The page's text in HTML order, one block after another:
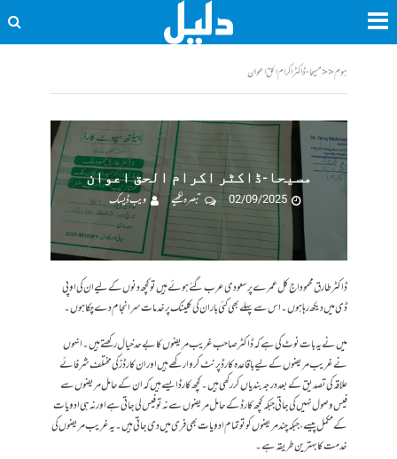
ہوم<<مسیحا-ڈاکٹر اکرام الحق اعوان
مسیحا-ڈاکٹر اکرام الحق اعوان
02/09/2025
تبصرہ لکھیے ویب ڈیسک
ڈاکٹر طارق محمود اج کل عمرے پر سعودی عرب گئے ہوئے ہیں تو کچھ دنوں کے لیے ان کی او پی
ڈی میں دیکھ رہا ہوں۔ اس سے پہلے بھی کئی بار ان کی کلینک پر خدمات سر انجام دے چکا ہوں۔
میں نے یہ بات نوٹ کی ہے کہ ڈاکٹر صاحب غریب مریضوں کا بے حد خیال رکھتے ہیں۔ انہوں
نے غریب مریضوں کے لیے باقاعدہ کارڈ پرنٹ کروا رکھے ہیں اور ان کارڈز کی مختلف شرفائے
علاقہ کی تصدیق کے بعد درجہ بندیاں کر رکھی ہیں۔ کچھ کارڈ ایسے ہیں کہ ان کے حامل مریضوں سے
فیس وصول نہیں کی جاتی جبکہ کچھ کارڈ کے حامل مریضوں سے نہ تو فیس لی جاتی ہے اور نہ ہی ادویات
کے مکمل پیسے، جبکہ چند مریضوں کو تو تمام ادویات بھی فری میں دی جاتی ہیں۔ یہ غریب مریضوں کی
خدمت کا بہترین طریقہ ہے۔